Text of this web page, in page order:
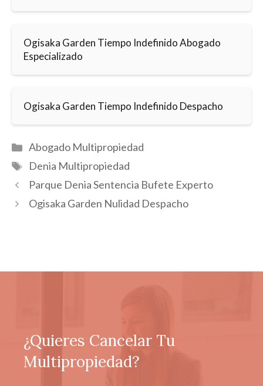
Ogisaka Garden Tiempo Indefinido Abogado
Especializado
Ogisaka Garden Tiempo Indefinido Despacho
Categorías
Abogado Multipropiedad
Etiquetas
Denia Multipropiedad
Parque Denia Sentencia Bufete Experto
Ogisaka Garden Nulidad Despacho
¿Quieres Cancelar Tu
Multipropiedad?